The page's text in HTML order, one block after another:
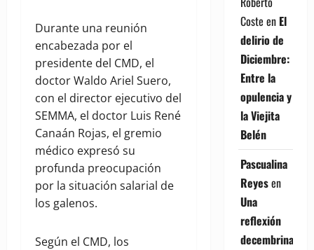
Durante una reunión
encabezada por el
presidente del CMD, el
doctor Waldo Ariel Suero,
con el director ejecutivo del
SEMMA, el doctor Luis René
Canaán Rojas, el gremio
médico expresó su
profunda preocupación
por la situación salarial de
los galenos.
Según el CMD, los
Coste en El
delirio de
Diciembre:
Entre la
opulencia y
la Viejita
Belén
Pascualina
Reyesen
Una
reflexión
decembrina